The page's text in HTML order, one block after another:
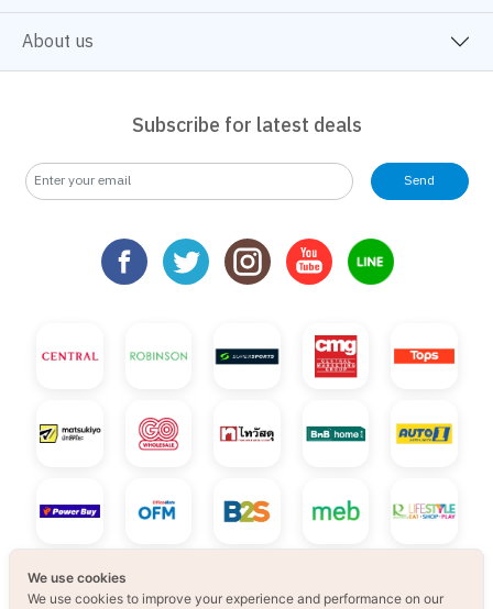
About us
Subscribe for latest deals
Send
We use cookies
We use cookies to improve your experience and performance on our